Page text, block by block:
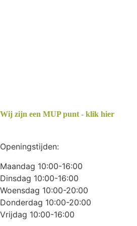
Wij zijn een MUP punt - klik hier
Openingstijden:
Maandag 10:00-16:00
Dinsdag 10:00-16:00
Woensdag 10:00-20:00
Donderdag 10:00-20:00
Vrijdag 10:00-16:00